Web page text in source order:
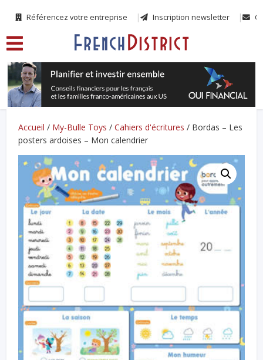
Référencez votre entreprise Inscription newsletter
Accueil / My-Bulle Toys /Cahiers d'écritures / Bordas – Les
posters ardoises – Mon calendrier